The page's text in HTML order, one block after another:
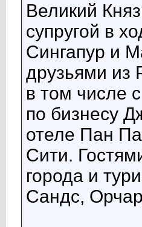
Великий
супругой в
Сингапур и
друзьями из
в том числе
по бизнесу
отеле Пан
Сити.
города и
Сандс,